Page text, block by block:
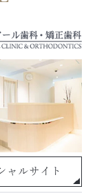
ャルサイト